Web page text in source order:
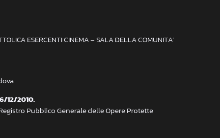
ESERCENTI CINEMA – SALA DELLA COMUNITA’
12/2010.
Pubblico Generale delle Opere Protette